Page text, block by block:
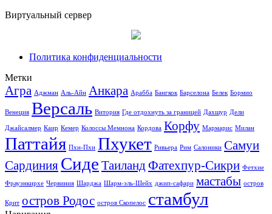
Виртуальный сервер
Политика конфиденциальности
Метки
Агра Аджман Аль-Айн Анкара Арабба Бангкок Барселона Белек Бормио
Венеция Версаль Витория Где отдохнуть за границей Дахшур Дели
Джайсалмер Каир Кемер Колоссы Мемнона Кордова Корфу Мармарис Милан
Паттайя Пхи-Пхи Пхукет Ривьера Рим Салоники Самуи
Сардиния Сиде ТаиландФатехпур-Сикри Фетхие
Фрауэнкирхе Червиния Шарджа Шарм-эль-Шейх джип-сафари мастабы остров
Крит остров Родос остров Скопелос стамбул